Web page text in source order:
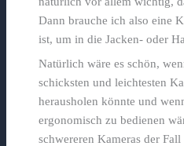
Dann brauche ich also eine
ist, um in die Jacken- oder
Natürlich wäre es schön,
schicksten und leichtesten
herausholen könnte und
ergonomisch zu bedienen
schwereren Kameras der